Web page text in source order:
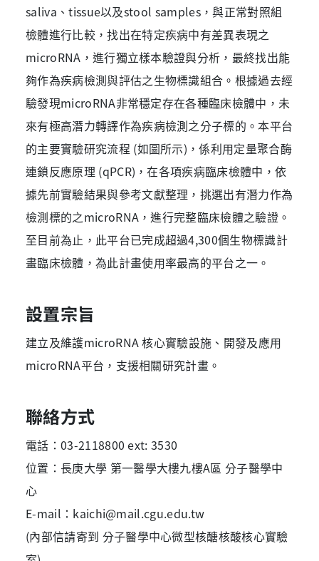
saliva、tissue以及stool samples，與正常對照組
檢體進行比較，找出在特定疾病中有差異表現之
microRNA，進行獨立樣本驗證與分析，最終找出能
夠作為疾病檢測與評估之生物標識組合。根據過去經
驗發現microRNA非常穩定存在各種臨床檢體中，未
來有極高潛力轉譯作為疾病檢測之分子標的。本平台
的主要實驗研究流程 (如圖所示)，係利用定量聚合酶
連鎖反應原理 (qPCR)，在各項疾病臨床檢體中，依
據先前實驗結果與參考文獻整理，挑選出有潛力作為
檢測標的之microRNA，進行完整臨床檢體之驗證。
至目前為止，此平台已完成超過4,300個生物標識計
畫臨床檢體，為此計畫使用率最高的平台之一。
設置宗旨
建立及維護microRNA 核心實驗設施、開發及應用
microRNA平台，支援相關研究計畫。
聯絡方式
電話：03-2118800 ext: 3530
位置：長庚大學 第一醫學大樓九樓A區 分子醫學中
心
E-mail：kaichi@mail.cgu.edu.tw
(內部信請寄到 分子醫學中心微型核醣核酸核心實驗